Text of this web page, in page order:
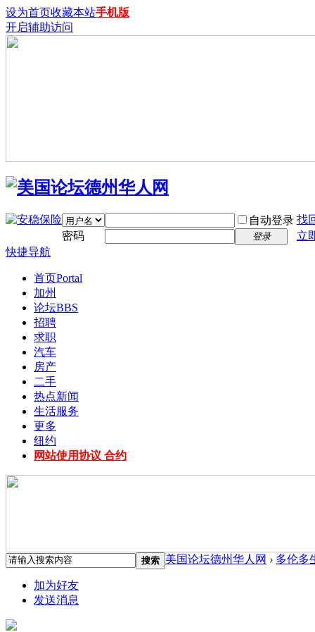
设为首页收藏本站手机版
开启辅助访问
自动登录 找
密码
登录
立
快捷导航
首页Portal
加州
论坛BBS
招聘
求职
汽车
房产
二手
热点新闻
生活服务
更多
纽约
网站使用协议 合约
搜索 美国论坛德州华人网 › 多伦多
加为好友
发送消息